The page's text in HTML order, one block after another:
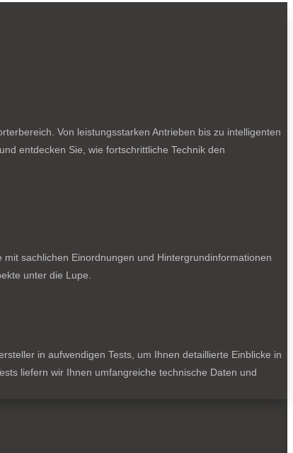
Von leistungsstarken Antrieben bis zu intelligenten
entdecken Sie, wie fortschrittliche Technik den
sachlichen Einordnungen und Hintergrundinformationen
unter die Lupe.
in aufwendigen Tests, um Ihnen detaillierte Einblicke in
liefern wir Ihnen umfangreiche technische Daten und